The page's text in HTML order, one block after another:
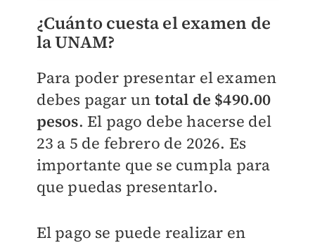
¿Cuánto cuesta el examen de
la UNAM?
Para poder presentar el examen
debes pagar un total de $490.00
pesos. El pago debe hacerse del
23 a 5 de febrero de 2026. Es
importante que se cumpla para
que puedas presentarlo.
El pago se puede realizar en